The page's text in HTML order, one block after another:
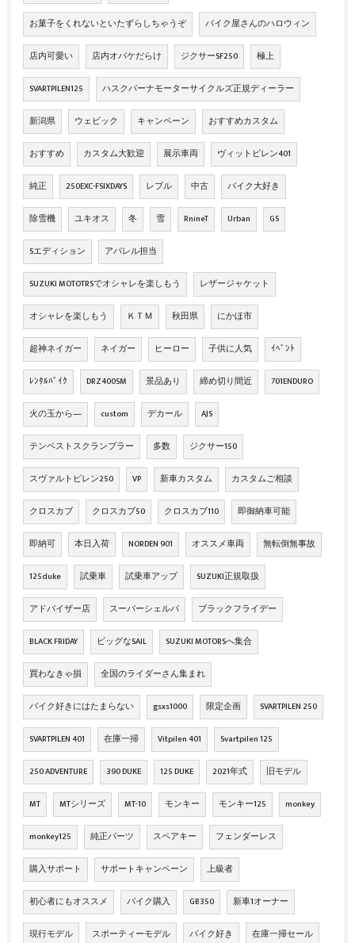
お菓子をくれないといたずらしちゃうぞ バイク屋さんのハロウィン
店内可愛い 店内オバケだらけ ジクサーSF250 極上
SVARTPILEN125 ハスクバーナモーターサイクルズ正規ディーラー
新潟県 ウェビック キャンペーン おすすめカスタム
おすすめ カスタム大歓迎 展示車両 ヴィットピレン401
純正 250EXC-FSIXDAYS レブル 中古 バイク大好き
除雪機 ユキオス 冬 雪 RnineT Urban GS
Sエディション アパレル担当
SUZUKI MOTOTRSでオシャレを楽しもう レザージャケット
オシャレを楽しもう ＫＴＭ 秋田県 にかほ市
超神ネイガー ネイガー ヒーロー 子供に人気 ｲﾍﾞﾝﾄ
ﾚﾝﾀﾙﾊﾞｲｸ DRZ400SM 景品あり 締め切り間近 701ENDURO
火の玉から― custom デカール AJS
テンペストスクランブラー 多数 ジクサー150
スヴァルトピレン250 VP 新車カスタム カスタムご相談
クロスカブ クロスカブ50 クロスカブ110 即御納車可能
即納可 本日入荷 NORDEN 901 オススメ車両 無転倒無事故
125duke 試乗車 試乗車アップ SUZUKI正規取扱
アドバイザー店 スーパーシェルパ ブラックフライデー
BLACK FRIDAY ビッグなSAIL SUZUKI MOTORSへ集合
買わなきゃ損 全国のライダーさん集まれ
バイク好きにはたまらない gsxs1000 限定企画 SVARTPILEN 250
SVARTPILEN 401 在庫一掃 Vitpilen 401 Svartpilen 125
250 ADVENTURE 390 DUKE 125 DUKE 2021年式 旧モデル
MT MTシリーズ MT-10 モンキー モンキー125 monkey
monkey125 純正パーツ スペアキー フェンダーレス
購入サポート サポートキャンペーン 上級者
初心者にもオススメ バイク購入 GB350 新車1オーナー
現行モデル スポーティーモデル バイク好き 在庫一掃セール